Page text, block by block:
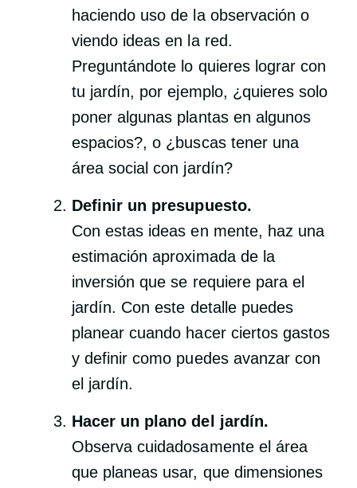
haciendo uso de la observación o
viendo ideas en la red.
Preguntándote lo quieres lograr con
tu jardín, por ejemplo, ¿quieres solo
poner algunas plantas en algunos
espacios?, o ¿buscas tener una
área social con jardín?
Definir un presupuesto.
Con estas ideas en mente, haz una
estimación aproximada de la
inversión que se requiere para el
jardín. Con este detalle puedes
planear cuando hacer ciertos gastos
y definir como puedes avanzar con
el jardín.
Hacer un plano del jardín.
Observa cuidadosamente el área
que planeas usar, que dimensiones